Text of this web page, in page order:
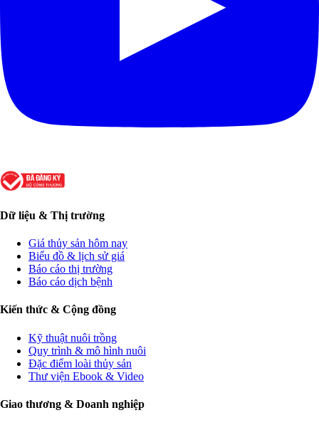
Dữ liệu & Thị trường
Giá thủy sản hôm nay
Biểu đồ & lịch sử giá
Báo cáo thị trường
Báo cáo dịch bệnh
Kiến thức & Cộng đồng
Kỹ thuật nuôi trồng
Quy trình & mô hình nuôi
Đặc điểm loài thủy sản
Thư viện Ebook & Video
Giao thương & Doanh nghiệp